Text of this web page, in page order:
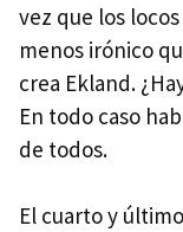
vez que los
menos irónico
crea Ekland.
En todo caso
de todos.
El cuarto y